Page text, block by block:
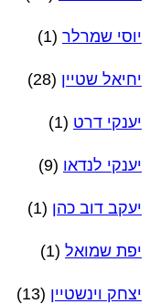
יוסי שמרלר (1)
יחיאל שטיין (28)
יענקי דרט (1)
יענקי לנדאו (9)
יעקב דוב כהן (1)
יפת שמואל (1)
יצחק וינשטיין (13)